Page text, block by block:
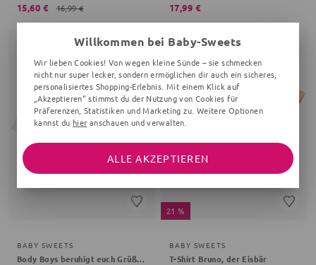
15,60 € 16,99 € 17,99 €
BABY SWEETS
Body Boys beruhigt euch Grüße, Gemüse
Letzte Chance
21 %
BABY SWEETS
T-Shirt Bruno, der Eisbär
Willkommen bei Baby-Sweets
Wir lieben Cookies! Von wegen kleine Sünde – sie schmecken
nicht nur super lecker, sondern ermöglichen dir auch ein sicheres,
personalisiertes Shopping-Erlebnis. Mit einem Klick auf
„Akzeptieren“ stimmst du der Nutzung von Cookies für
Präferenzen, Statistiken und Marketing zu. Weitere Optionen
kannst du hier anschauen und verwalten.
ALLE AKZEPTIEREN